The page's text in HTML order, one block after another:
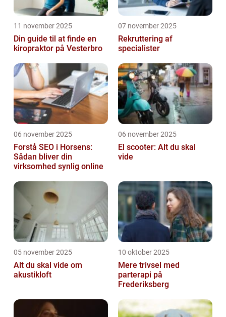
11 november 2025
Din guide til at finde en
kiropraktor på Vesterbro
07 november 2025
Rekruttering af
specialister
06 november 2025
Forstå SEO i Horsens:
Sådan bliver din
virksomhed synlig online
06 november 2025
El scooter: Alt du skal
vide
05 november 2025
Alt du skal vide om
akustikloft
10 oktober 2025
Mere trivsel med
parterapi på
Frederiksberg